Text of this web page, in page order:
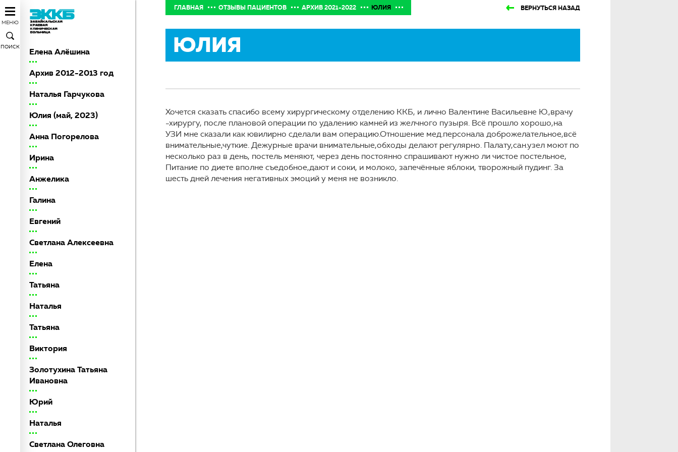
МЕНЮ
ПОИСК
Елена Алёшина
Архив 2012-2013 год
Наталья Гарчукова
Юлия (май, 2023)
Анна Погорелова
Ирина
Анжелика
Галина
Евгений
Светлана Алексеевна
Елена
Татьяна
Наталья
Татьяна
Виктория
Золотухина Татьяна
Ивановна
Юрий
Наталья
Светлана Олеговна
ГЛАВНАЯ ОТЗЫВЫ ПАЦИЕНТОВ АРХИВ 2021-2022 ЮЛИЯ ВЕРНУТЬСЯ НАЗАД
ЮЛИЯ
Хочется сказать спасибо всему хирургическому отделению ККБ, и лично Валентине Васильевне Ю.,врачу
-хирургу, после плановой операции по удалению камней из желчного пузыря. Всё прошло хорошо,на
УЗИ мне сказали как ювилирно сделали вам операцию.Отношение мед.персонала доброжелательное,всё
внимательные,чуткие. Дежурные врачи внимательные,обходы делают регулярно. Палату,сан.узел моют по
несколько раз в день, постель меняют, через день постоянно спрашивают нужно ли чистое постельное,
Питание по диете вполне съедобное,дают и соки, и молоко, запечённые яблоки, творожный пудинг. За
шесть дней лечения негативных эмоций у меня не возникло.